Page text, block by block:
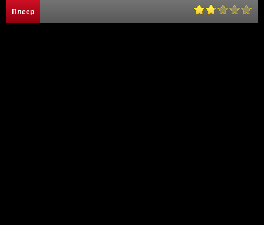
Плеер